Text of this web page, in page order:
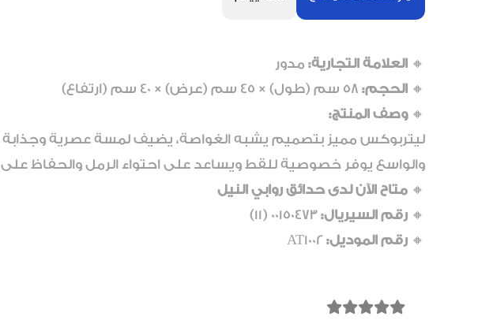
🔸العلامة التجارية: مدور
🔸الحجم:
🔸وصف المنتج:
ليتربوكس مميز بتصميم يشبه الغواصة، يضيف لمسة عصرية وجذابة
والواسع يوفر خصوصية للقط ويساعد على احتواء الرمل والحفاظ
🔸متاح الآن لدى حدائق روابي النيل
🔸رقم السيريال: 00150473 (11)
🔸رقم الموديل: